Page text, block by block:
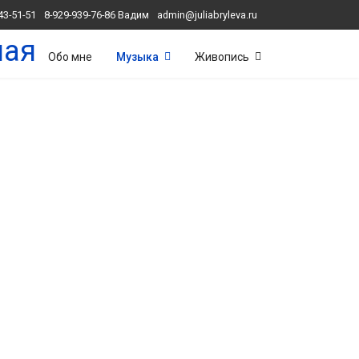
51-51 8-929-939-76-86 Вадим admin@juliabryleva.ru
Обо мне Музыка Живопись